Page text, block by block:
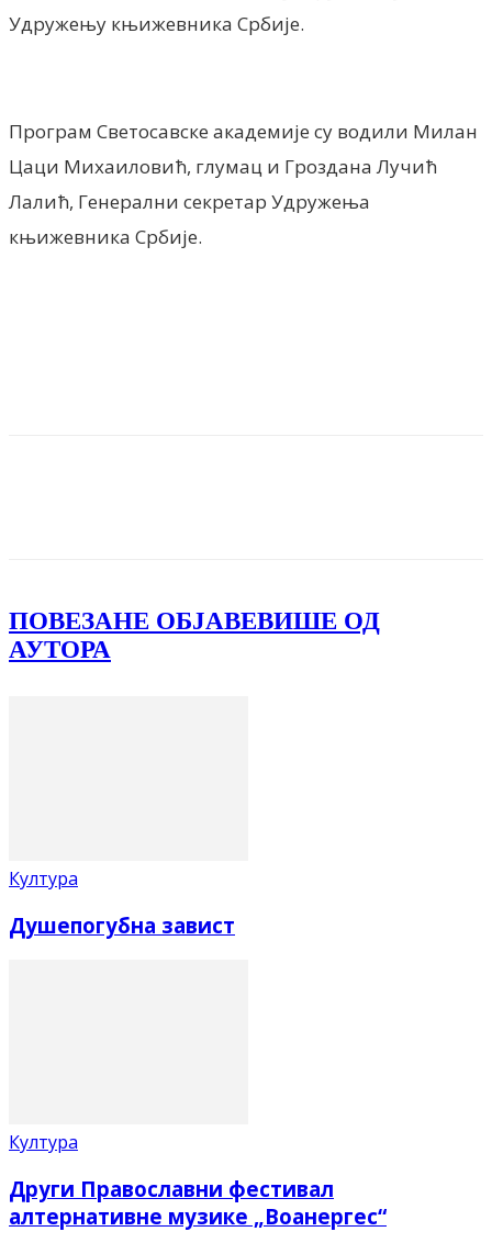
Удружењу књижевника Србије.
Програм Светосавске академије су водили Милан
Цаци Михаиловић, глумац и Гроздана Лучић
Лалић, Генерални секретар Удружења
књижевника Србије.
ПОВЕЗАНЕ ОБЈАВЕВИШЕ ОД
АУТОРА
Култура
Душепогубна завист
Култура
Други Православни фестивал
алтернативне музике „Воанергес“